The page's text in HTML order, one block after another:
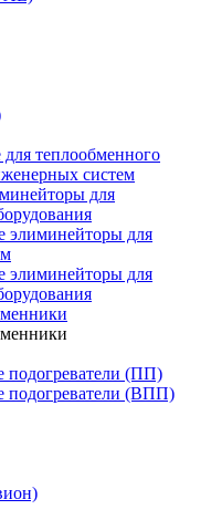
теплообменного
систем
для
элиминейторы для
элиминейторы для
подогреватели (ПП)
подогреватели (ВПП)